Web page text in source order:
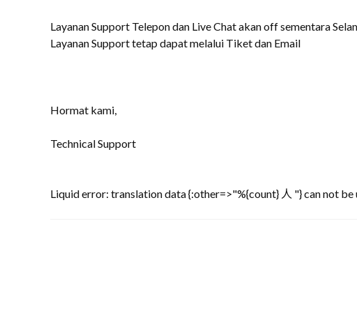
Layanan Support Telepon dan Live Chat akan off sementara
Layanan Support tetap dapat melalui Tiket dan Email
Hormat kami,
Technical Support
Liquid error: translation data {:other=>"%{count} 人 "} can not be